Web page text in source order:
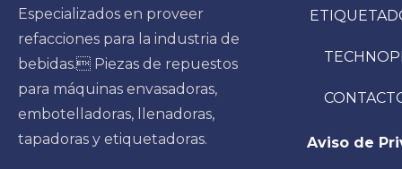
Especializados en proveer
refacciones para la industria de
bebidas. Piezas de repuestos
para máquinas envasadoras,
embotelladoras, llenadoras,
tapadoras y etiquetadoras.
Aviso de